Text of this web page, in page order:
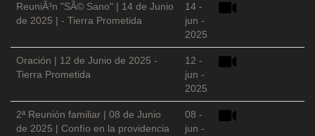
ReuniÃ³n "SÃ© Sano" | 14 de Junio
de 2025 | - Tierra Prometida
14 -
jun -
2025
Oración | 12 de Junio de 2025 -
Tierra Prometida
12 -
jun -
2025
2ª Reunión familiar | 08 de Junio
de 2025 | Confío en la providencia
08 -
jun -